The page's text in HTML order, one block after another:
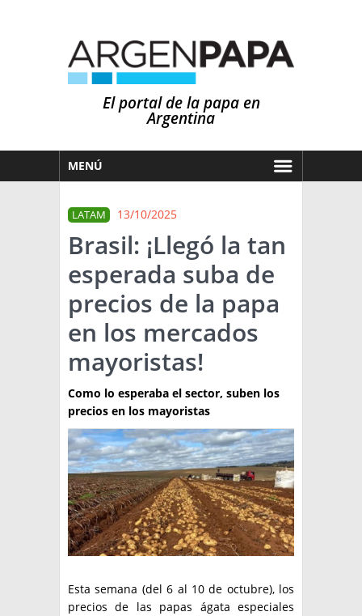
El portal de la papa en
Argentina
MENÚ
MERCADOS
NOTICIAS
EN ESPAÑOL
OTROS IDIOMAS
CLIMA
PRONÓSTICO
LLUVIAS
ARGENTINA
EL MUNDO
TÉCNICA
PRODUCCION
CLASIFICADOS
INTERES GENERAL
LA PAPA
RESOLUCIONES Y NORMATIVAS
ENLACES
ARGENPAPA
PUBLICIDAD
CONTACTO
BUSCAR NOTICIAS
BUSCAR
LATAM 13/10/2025
Brasil: ¡Llegó la tan
esperada suba de
precios de la papa
en los mercados
mayoristas!
Como lo esperaba el sector, suben los
precios en los mayoristas
Esta semana (del 6 al 10 de octubre), los
precios de las papas ágata especiales